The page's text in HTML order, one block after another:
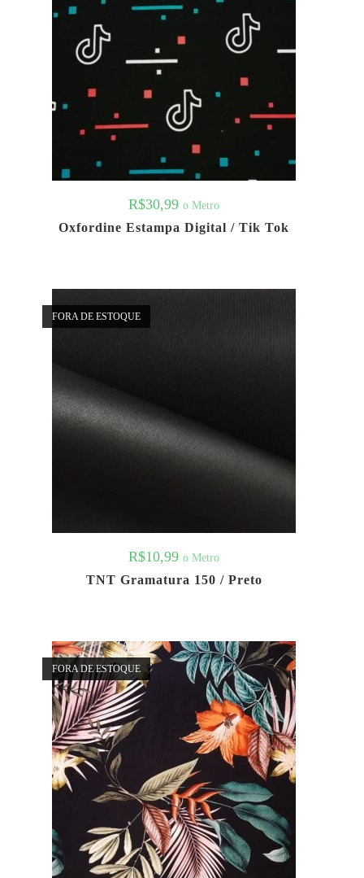
R$30,99 o Metro
Oxfordine Estampa Digital / Tik Tok
FORA DE ESTOQUE
R$10,99 o Metro
TNT Gramatura 150 / Preto
FORA DE ESTOQUE